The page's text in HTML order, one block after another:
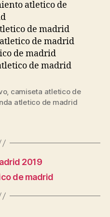
, camiseta atletico de
atletico de madrid
2019
de madrid